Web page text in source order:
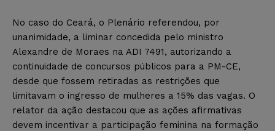
No caso do Ceará, o Plenário referendou, por
unanimidade, a liminar concedida pelo ministro
Alexandre de Moraes na ADI 7491, autorizando a
continuidade de concursos públicos para a PM-CE,
desde que fossem retiradas as restrições que
limitavam o ingresso de mulheres a 15% das vagas. O
relator da ação destacou que as ações afirmativas
devem incentivar a participação feminina na formação